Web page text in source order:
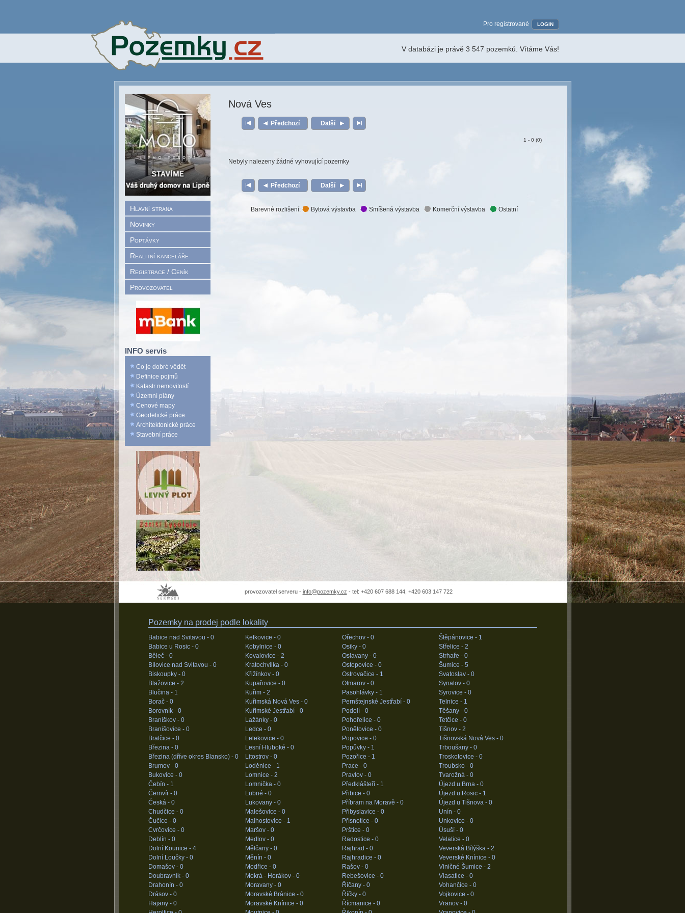
Hlavní strana
Novinky
Poptávky
Realitní kanceláře
Registrace / Ceník
Provozovatel
INFO servis
Co je dobré vědět
Definice pojmů
Katastr nemovitostí
Územní plány
Cenové mapy
Geodetické práce
Architektonické práce
Stavební práce
Pro registrované LOGIN
V databázi je právě 3 547 pozemků. Vítáme Vás!
Nová Ves
Předchozí Další
1 - 0 (0)
Nebyly nalezeny žádné vyhovující pozemky
Předchozí Další
Barevné rozlišení: Bytová výstavba Smíšená výstavba Komerční výstavba Ostatní
provozovatel serveru - info@pozemky.cz - tel: +420 607 688 144, +420 603 147 722
Pozemky na prodej podle lokality
Babice nad Svitavou - 0
Babice u Rosic - 0
Běleč - 0
Bílovice nad Svitavou - 0
Biskoupky - 0
Blažovice - 2
Blučina - 1
Borač - 0
Borovník - 0
Braníškov - 0
Branišovice - 0
Bratčice - 0
Březina - 0
Březina (dříve okres Blansko) - 0
Brumov - 0
Bukovice - 0
Čebín - 1
Černvír - 0
Česká - 0
Chudčice - 0
Čučice - 0
Cvrčovice - 0
Deblín - 0
Dolní Kounice - 4
Dolní Loučky - 0
Domašov - 0
Doubravník - 0
Drahonín - 0
Drásov - 0
Hajany - 0
Ketkovice - 0
Kobylnice - 0
Kovalovice - 2
Kratochvilka - 0
Křižínkov - 0
Kupařovice - 0
Kuřim - 2
Kuřimská Nová Ves - 0
Kuřimské Jestřabí - 0
Lažánky - 0
Ledce - 0
Lelekovice - 0
Lesní Hluboké - 0
Litostrov - 0
Loděnice - 1
Lomnice - 2
Lomnička - 0
Lubné - 0
Lukovany - 0
Malešovice - 0
Malhostovice - 1
Maršov - 0
Medlov - 0
Mělčany - 0
Měnín - 0
Modřice - 0
Mokrá - Horákov - 0
Moravany - 0
Moravské Bránice - 0
Moravské Knínice - 0
Ořechov - 0
Osiky - 0
Oslavany - 0
Ostopovice - 0
Ostrovačice - 1
Otmarov - 0
Pasohlávky - 1
Pernštejnské Jestřabí - 0
Podolí - 0
Pohořelice - 0
Ponětovice - 0
Popovice - 0
Popůvky - 1
Pozořice - 1
Prace - 0
Pravlov - 0
Předklášteří - 1
Přibice - 0
Příbram na Moravě - 0
Přibyslavice - 0
Přísnotice - 0
Prštice - 0
Radostice - 0
Rajhrad - 0
Rajhradice - 0
Rašov - 0
Rebešovice - 0
Říčany - 0
Říčky - 0
Řícmanice - 0
Štěpánovice - 1
Střelice - 2
Strhaře - 0
Šumice - 5
Svatoslav - 0
Synalov - 0
Syrovice - 0
Telnice - 1
Těšany - 0
Tetčice - 0
Tišnov - 2
Tišnovská Nová Ves - 0
Trboušany - 0
Troskotovice - 0
Troubsko - 0
Tvarožná - 0
Újezd u Brna - 0
Újezd u Rosic - 1
Újezd u Tišnova - 0
Unín - 0
Unkovice - 0
Úsuší - 0
Velatice - 0
Veverská Bítýška - 2
Veverské Knínice - 0
Viničné Šumice - 2
Vlasatice - 0
Vohančice - 0
Vojkovice - 0
Vranov - 0